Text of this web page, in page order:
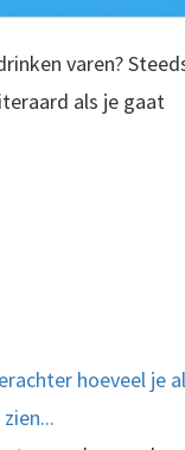
varen?
als je gaat
hoeveel je al